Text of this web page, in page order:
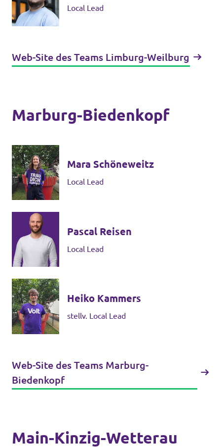
Local Lead
Web-Site des Teams Limburg-Weilburg
Marburg-Biedenkopf
Mara Schöneweitz
Local Lead
Pascal Reisen
Local Lead
Heiko Kammers
stellv. Local Lead
Web-Site des Teams Marburg-
Biedenkopf
Main-Kinzig-Wetterau